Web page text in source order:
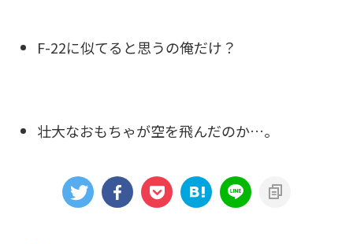
F-22に似てると思うの俺だけ？
壮大なおもちゃが空を飛んだのか…。